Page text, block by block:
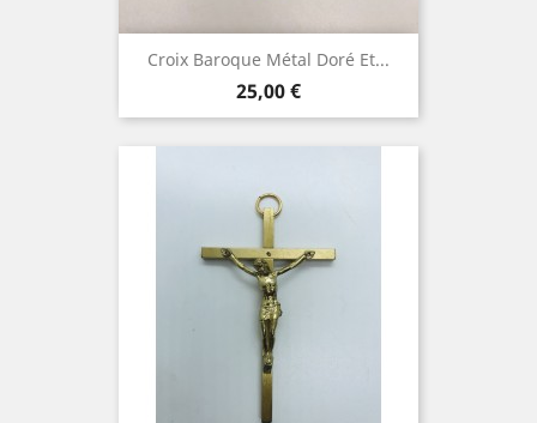
Croix Baroque Métal Doré Et...
Prix
25,00 €